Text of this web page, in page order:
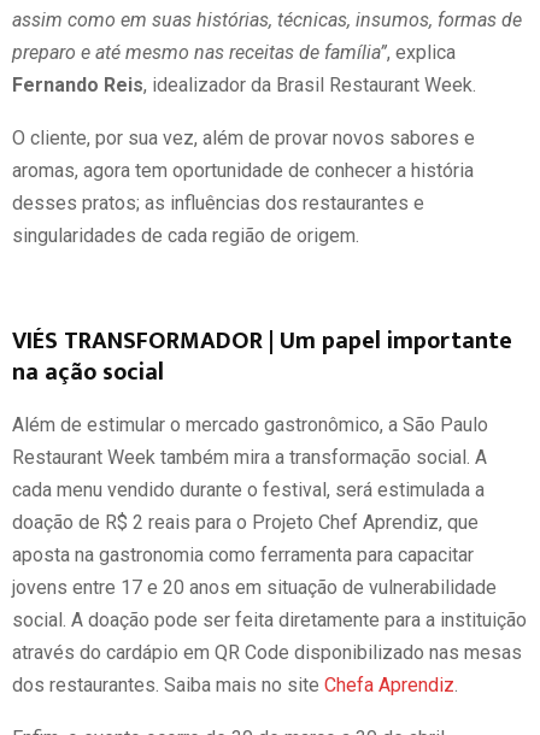
assim como em suas histórias, técnicas, insumos, formas de
preparo e até mesmo nas receitas de família”, explica
Fernando Reis, idealizador da Brasil Restaurant Week.
O cliente, por sua vez, além de provar novos sabores e
aromas, agora tem oportunidade de conhecer a história
desses pratos; as influências dos restaurantes e
singularidades de cada região de origem.
VIÉS TRANSFORMADOR | Um papel importante
na ação social
Além de estimular o mercado gastronômico, a São Paulo
Restaurant Week também mira a transformação social. A
cada menu vendido durante o festival, será estimulada a
doação de R$ 2 reais para o Projeto Chef Aprendiz, que
aposta na gastronomia como ferramenta para capacitar
jovens entre 17 e 20 anos em situação de vulnerabilidade
social. A doação pode ser feita diretamente para a instituição
através do cardápio em QR Code disponibilizado nas mesas
dos restaurantes. Saiba mais no site Chefa Aprendiz.